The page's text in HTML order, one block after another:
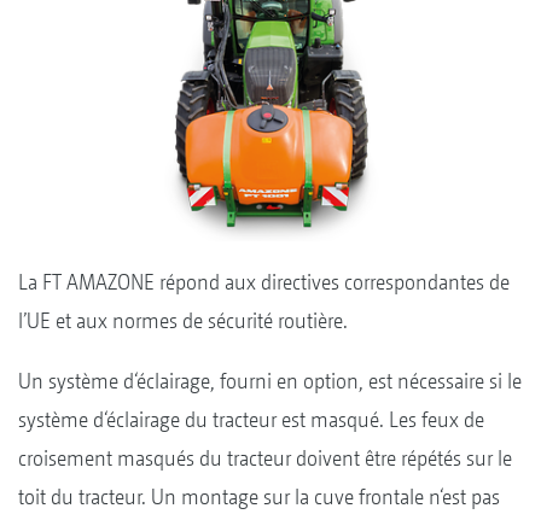
La FT AMAZONE répond aux directives correspondantes de
l’UE et aux normes de sécurité routière.
Un système d‘éclairage, fourni en option, est nécessaire si le
système d‘éclairage du tracteur est masqué. Les feux de
croisement masqués du tracteur doivent être répétés sur le
toit du tracteur. Un montage sur la cuve frontale n‘est pas